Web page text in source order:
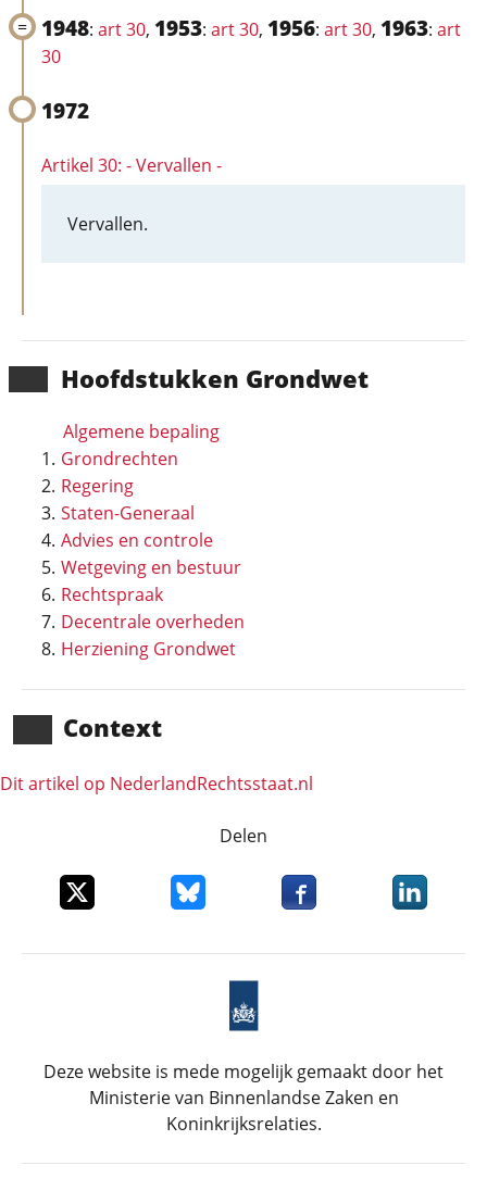
Hoofd­stukken Grondwet
Algemene bepaling
Grondrechten
Regering
Staten-Generaal
Advies en controle
Wetgeving en bestuur
Rechtspraak
Decentrale overheden
Herziening Grondwet
Context
Dit artikel op NederlandRechts­staat.nl
1948: art 30, 1953: art 30, 1956: art 30, 1963: art
30
1972
Artikel 30: - Vervallen -
Vervallen.
Delen
Deel dit item op XDeel dit item op Bluesky
Deel dit item opDeel dit
Deze website is mede mogelijk gemaakt door het
Ministerie van Binnenlandse Zaken en
Koninkrijksrelaties.